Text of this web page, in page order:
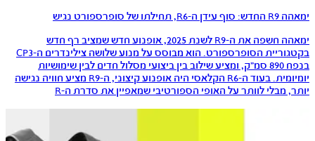
ימאהה R9 החדש: סוף עידן ה-R6, תחילתו של סופרספורט נגיש
ימאהה חשפה את ה-R9 לשנת 2025, אופנוע חדש שמציב רף חדש
בקטגוריית הסופרספורט. הוא מבוסס על מנוע שלושה צילינדרים ה-CP3
בנפח 890 סמ״ק, ומציע שילוב בין ביצועי מסלול חדים לבין שימושיות
יומיומית. בעוד ה-R6 הקלאסי היה אופנוע קיצוני, ה-R9 מציע חוויה נגישה
יותר, מבלי לוותר על האופי הספורטיבי שמאפיין את סדרת ה-R